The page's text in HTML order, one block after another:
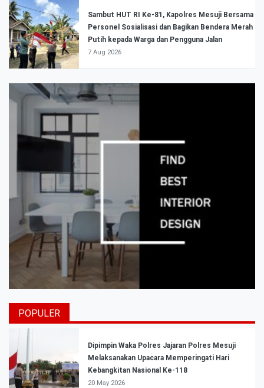
Sambut HUT RI Ke-81, Kapolres Mesuji Bersama
Personel Sosialisasi dan Bagikan Bendera Merah
Putih kepada Warga dan Pengguna Jalan
7 Aug 2026
POPULER
Dipimpin Waka Polres Jajaran Polres Mesuji
Melaksanakan Upacara Memperingati Hari
Kebangkitan Nasional Ke-118
20 May 2026